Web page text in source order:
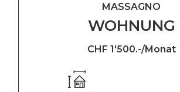
WOHNUNG
MASSAGNO
CHF 1'500.-/Monat